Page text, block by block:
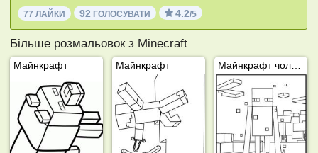
77 ЛАЙКИ 92 ГОЛОСУВАТИ 4.2/5
Більше розмальовок з Minecraft
Майнкрафт Майнкрафт